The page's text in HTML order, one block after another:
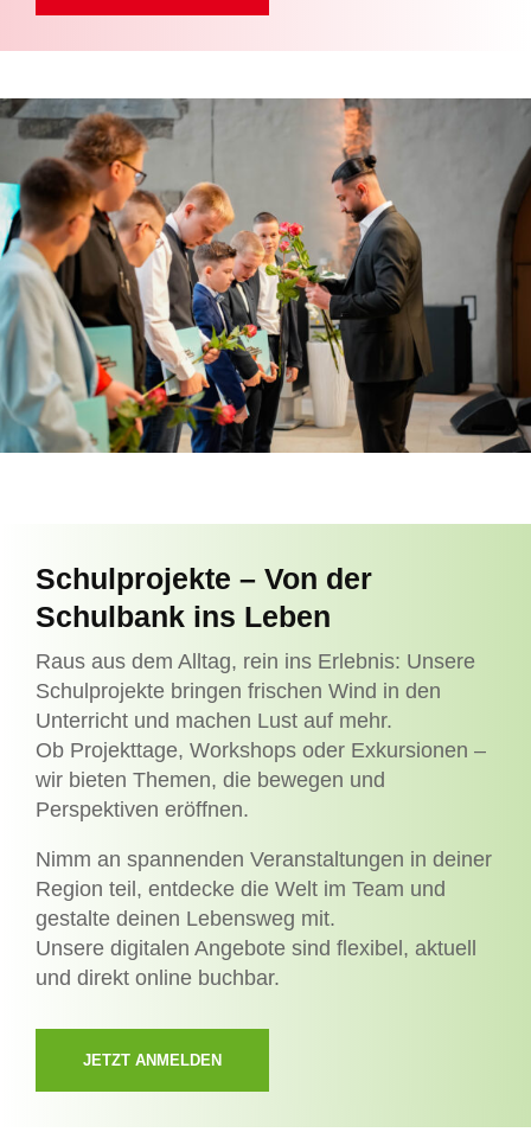
Schulprojekte – Von der
Schulbank ins Leben
Raus aus dem Alltag, rein ins Erlebnis: Unsere
Schulprojekte bringen frischen Wind in den
Unterricht und machen Lust auf mehr.
Ob Projekttage, Workshops oder Exkursionen –
wir bieten Themen, die bewegen und
Perspektiven eröffnen.
Nimm an spannenden Veranstaltungen in deiner
Region teil, entdecke die Welt im Team und
gestalte deinen Lebensweg mit.
Unsere digitalen Angebote sind flexibel, aktuell
und direkt online buchbar.
JETZT ANMELDEN